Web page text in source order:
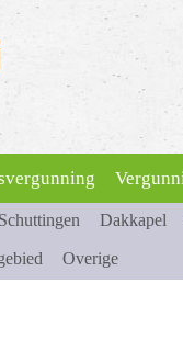
Schuttingen Dakkapel
Overige